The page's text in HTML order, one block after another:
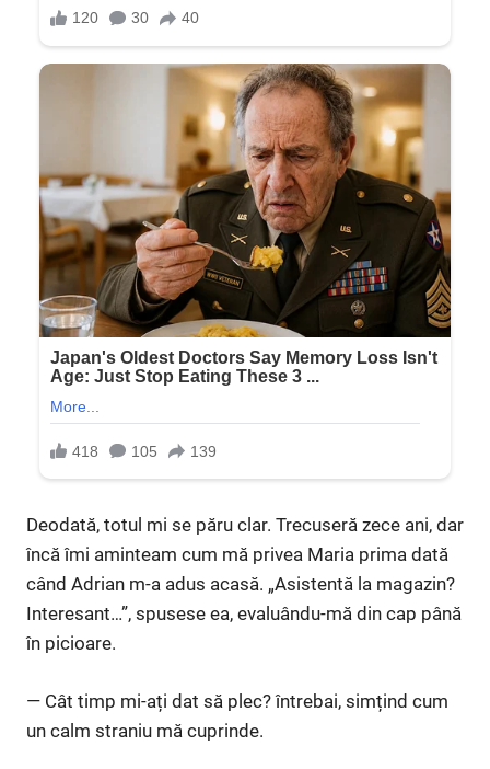
Deodată, totul mi se păru clar. Trecuseră zece ani, dar
încă îmi aminteam cum mă privea Maria prima dată
când Adrian m-a adus acasă. „Asistentă la magazin?
Interesant…”, spusese ea, evaluându-mă din cap până
în picioare.
— Cât timp mi-ați dat să plec? întrebai, simțind cum
un calm straniu mă cuprinde.